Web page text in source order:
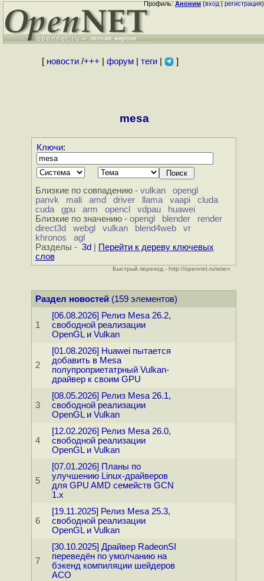
Профиль:Аноним(вход|регистрация)
[ новости/+++ форум| теги| ]
mesa
Ключи:
Близкие по совпадению - vulkan
opengl
panvk
mali amd driver llama vaapi
cluda
cuda
gpu arm opencl vdpau
huawei
Близкие по значению - opengl blender
render
direct3d
webgl vulkan blend4web
vr
khronos
agl
Разделы - 3d
Перейти к дереву ключевых
слов
Быстрый переход - http://opennet.ru/ключ
Раздел новостей(159 элементов)
1
[06.08.2026] Релиз Mesa 26.2,
свободной реализации
OpenGL и Vulkan
2
[01.08.2026] Huawei пытается
добавить в Mesa
полупроприетатрный Vulkan-
драйвер к своим GPU
3
[08.05.2026] Релиз Mesa 26.1,
свободной реализации
OpenGL и Vulkan
4
[12.02.2026] Релиз Mesa 26.0,
свободной реализации
OpenGL и Vulkan
5
[07.01.2026] Планы по
улучшению Linux-драйверов
для GPU AMD семейств GCN
1.x
6
[19.11.2025] Релиз Mesa 25.3,
свободной реализации
OpenGL и Vulkan
7
[30.10.2025] Драйвер RadeonSI
переведён по умолчанию на
бэкенд компиляции шейдеров
ACO